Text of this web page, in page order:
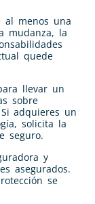
al menos una
mudanza, la
quede
llevar un
sobre
adquieres un
solicita la
seguro.
y
asegurados.
se